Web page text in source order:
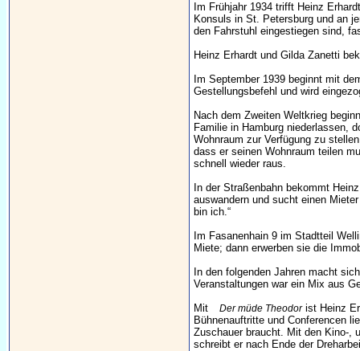
Im Frühjahr 1934 trifft Heinz
Konsuls in St. Petersburg und an
den Fahrstuhl eingestiegen sind,
Heinz Erhardt und Gilda Zanetti
Im September 1939 beginnt mit
Gestellungsbefehl und wird
Nach dem Zweiten Weltkrieg
Familie in Hamburg niederlassen,
Wohnraum zur Verfügung zu
dass er seinen Wohnraum teilen
schnell wieder raus.
In der Straßenbahn bekommt
auswandern und sucht einen
bin ich.“
Im Fasanenhain 9 im Stadtteil
Miete; dann erwerben sie die
In den folgenden Jahren macht
Veranstaltungen war ein Mix aus
Mit
Der müde Theodorist Heinz
Bühnenauftritte und Conferencen
Zuschauer braucht. Mit den Kino-,
schreibt er nach Ende der